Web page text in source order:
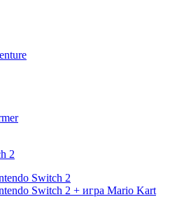
2
Switch 2
Switch 2 + игра Mario Kart